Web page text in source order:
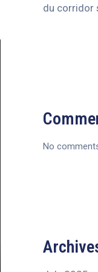
du corridor
No